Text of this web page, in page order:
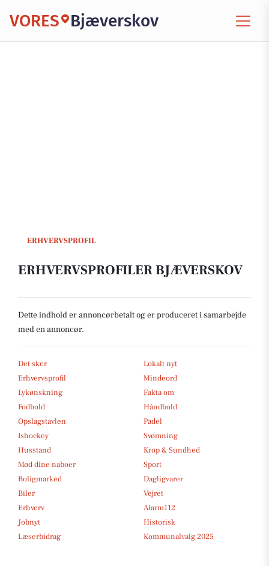
VORES Bjæverskov
ERHVERVSPROFIL
ERHVERVSPROFILER BJÆVERSKOV
Dette indhold er annoncørbetalt og er produceret i samarbejde
med en annoncør.
Det sker
Lokalt nyt
Erhvervsprofil
Mindeord
Lykønskning
Fakta om
Fodbold
Håndbold
Opslagstavlen
Padel
Ishockey
Svømning
Husstand
Krop & Sundhed
Mød dine naboer
Sport
Boligmarked
Dagligvarer
Biler
Vejret
Erhverv
Alarm112
Jobnyt
Historisk
Læserbidrag
Kommunalvalg 2025